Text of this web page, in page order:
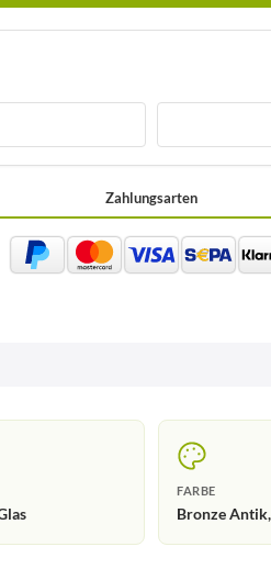
Zahlungsarten
FARBE
Bronze